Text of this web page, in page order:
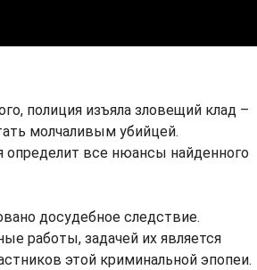
полиция изъяла зловещий клад –
молчаливым убийцей.
определит все нюансы найденного
досудебное следствие.
работы, задачей их является
этой криминальной эпопеи.